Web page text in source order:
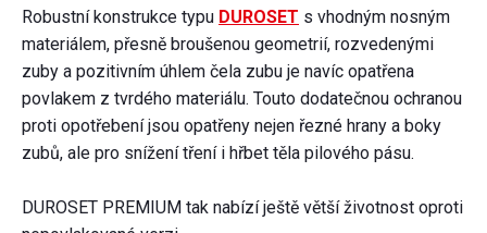
Robustní konstrukce typu DUROSET s vhodným nosným
materiálem, přesně broušenou geometrií, rozvedenými
zuby a pozitivním úhlem čela zubu je navíc opatřena
povlakem z tvrdého materiálu. Touto dodatečnou ochranou
proti opotřebení jsou opatřeny nejen řezné hrany a boky
zubů, ale pro snížení tření i hřbet těla pilového pásu.
DUROSET PREMIUM tak nabízí ještě větší životnost oproti